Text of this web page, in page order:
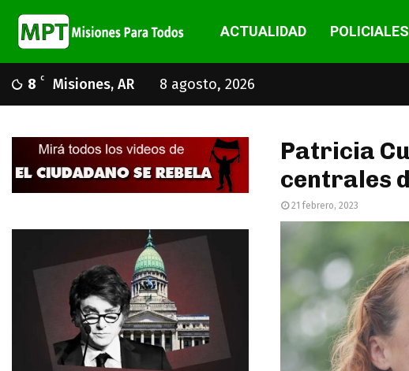
ACTUALIDAD POLICIALES
8 C Misiones, AR 8 agosto, 2026
Patricia
centrales
21 febrero, 2023